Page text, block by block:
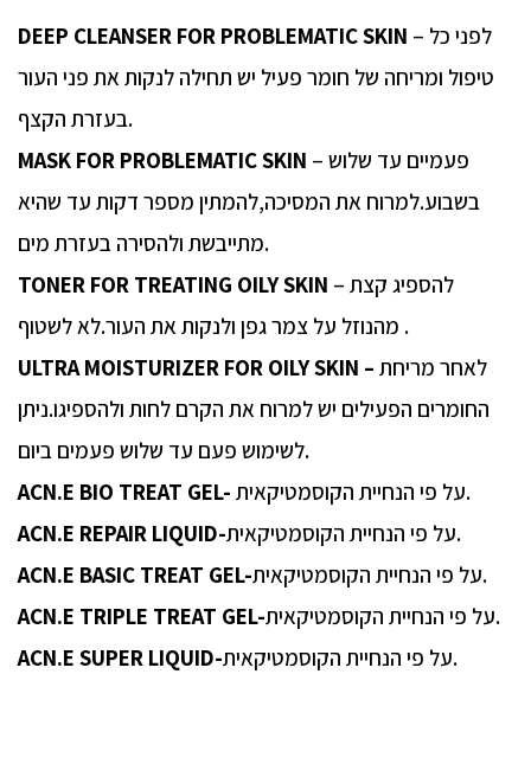
DEEP CLEANSER FOR PROBLEMATIC SKIN – לפני כל
טיפול ומריחה של חומר פעיל יש תחילה לנקות את פני העור
בעזרת הקצף.
MASK FOR PROBLEMATIC SKIN – פעמיים עד שלוש
בשבוע.למרוח את המסיכה,להמתין מספר דקות עד שהיא
מתייבשת ולהסירה בעזרת מים.
TONER FOR TREATING OILY SKIN – להספיג קצת
מהנוזל על צמר גפן ולנקות את העור.לא לשטוף .
ULTRA MOISTURIZER FOR OILY SKIN –
החומרים הפעילים יש למרוח את הקרם לחות ולהספיגו.ניתן
לשימוש פעם עד שלוש פעמים ביום.
ACN.E BIO TREAT GEL-
על פי הנחיית הקוסמטיקאית.
ACN.E REPAIR LIQUID-
על פי הנחיית הקוסמטיקאית.
ACN.E BASIC TREAT GEL-
על פי הנחיית הקוסמטיקאית.
ACN.E TRIPLE TREAT GEL-
על פי הנחיית הקוסמטיקאית.
ACN.E SUPER LIQUID-
על פי הנחיית הקוסמטיקאית.